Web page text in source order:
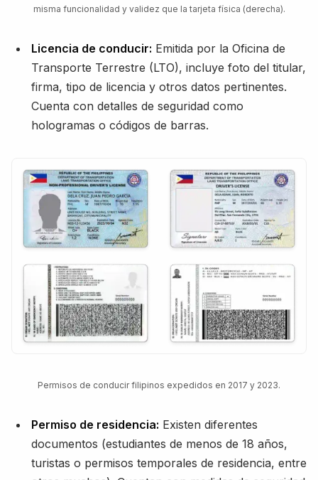
misma funcionalidad y validez que la tarjeta física (derecha).
Licencia de conducir: Emitida por la Oficina de
Transporte Terrestre (LTO), incluye foto del titular,
firma, tipo de licencia y otros datos pertinentes.
Cuenta con detalles de seguridad como
hologramas o códigos de barras.
Permisos de conducir filipinos expedidos en 2017 y 2023.
Permiso de residencia: Existen diferentes
documentos (estudiantes de menos de 18 años,
turistas o permisos temporales de residencia, entre